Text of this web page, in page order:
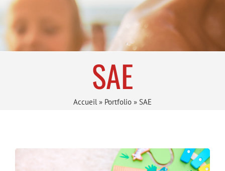
SAE
Accueil » Portfolio » SAE